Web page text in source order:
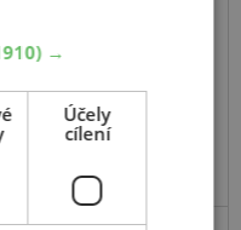
→
Účely
cílení